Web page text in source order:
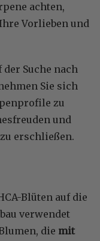
achten,
Vorlieben und
der Suche nach
Sie sich
zu
und
erschließen.
Blüten auf die
verwendet
die mit